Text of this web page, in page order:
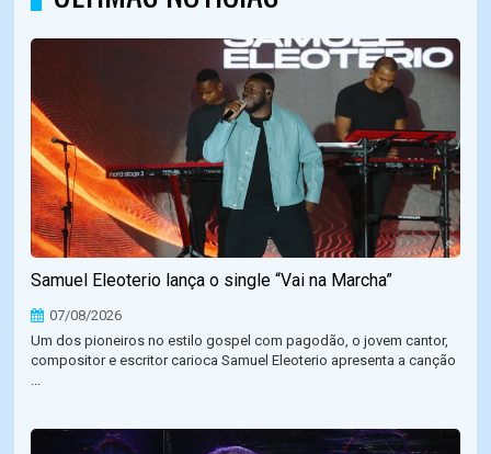
Samuel Eleoterio lança o single “Vai na Marcha”
07/08/2026
Um dos pioneiros no estilo gospel com pagodão, o jovem cantor,
compositor e escritor carioca Samuel Eleoterio apresenta a canção